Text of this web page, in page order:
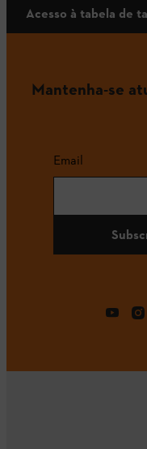
Acesso à tabela de
Mantenha-se
Email